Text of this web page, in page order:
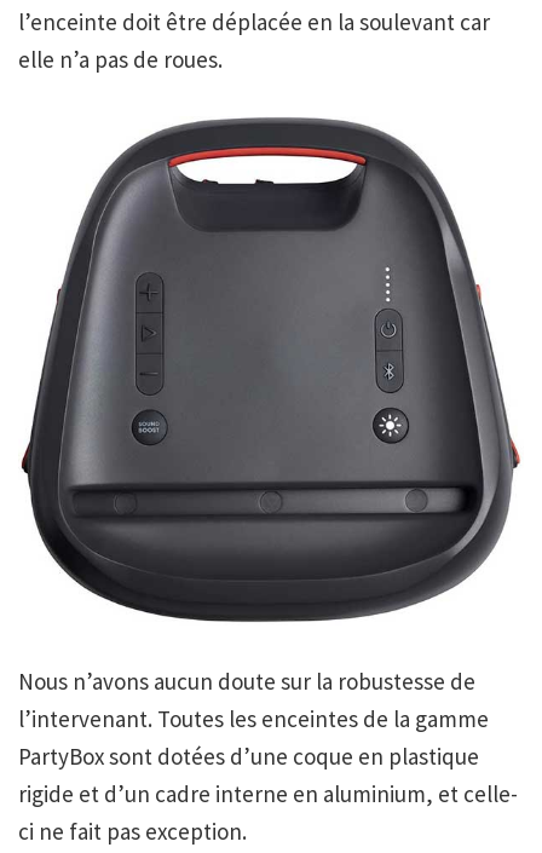
l’enceinte doit être déplacée en la soulevant car
elle n’a pas de roues.
Nous n’avons aucun doute sur la robustesse de
l’intervenant. Toutes les enceintes de la gamme
PartyBox sont dotées d’une coque en plastique
rigide et d’un cadre interne en aluminium, et celle-
ci ne fait pas exception.